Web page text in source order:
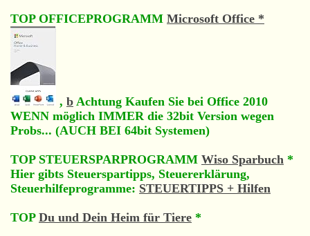
TOP OFFICEPROGRAMM Microsoft Office *
, b Achtung Kaufen Sie bei Office 2010
WENN möglich IMMER die 32bit Version wegen
Probs... (AUCH BEI 64bit Systemen)
TOP STEUERSPARPROGRAMM Wiso Sparbuch *
Hier gibts Steuerspartipps, Steuererklärung,
Steuerhilfeprogramme: STEUERTIPPS + Hilfen
TOP Du und Dein Heim für Tiere *